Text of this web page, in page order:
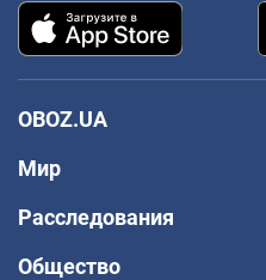
OBOZ.UA
Мир
Расследования
Общество